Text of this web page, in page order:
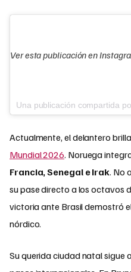
Ver esta publicación en
Una publicación compartida
Actualmente, el delantero
Mundial 2026. Noruega
Francia, Senegal e Irak. No
su pase directo a los octavos
victoria ante Brasil demostró
nórdico.
Su querida ciudad natal sigue